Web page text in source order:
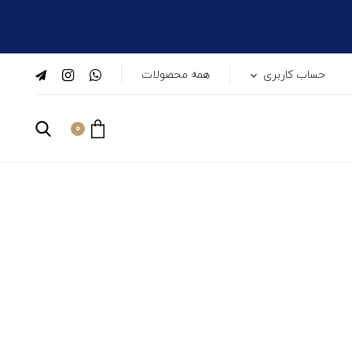
حساب کاربری همه محصولات
0